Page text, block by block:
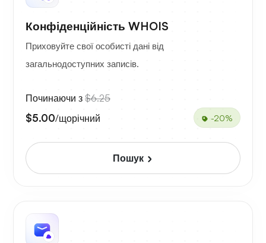
Конфіденційність WHOIS
Приховуйте свої особисті дані від
загальнодоступних записів.
Починаючи з $6.25
$5.00/щорічний -20%
Пошук